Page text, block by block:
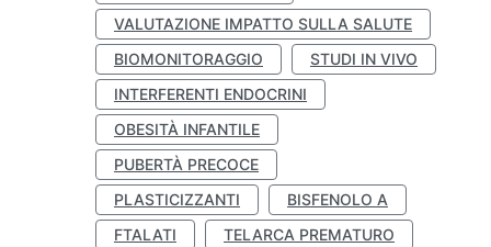
VALUTAZIONE IMPATTO SULLA SALUTE
BIOMONITORAGGIO
STUDI IN VIVO
INTERFERENTI ENDOCRINI
OBESITÀ INFANTILE
PUBERTÀ PRECOCE
PLASTICIZZANTI
BISFENOLO A
FTALATI
TELARCA PREMATURO